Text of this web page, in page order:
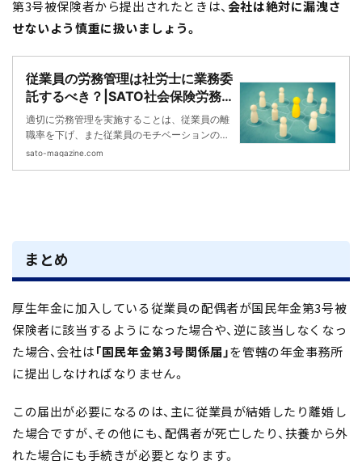
第3号被保険者から提出されたときは、会社は絶対に漏洩さ
せないよう慎重に扱いましょう。
従業員の労務管理は社労士に業務委
託するべき？|SATO社会保険労務
士法人
適切に労務管理を実施することは、従業員の離
職率を下げ、また従業員のモチベーションの向
上や生産性の向上につながります。従業員の労
sato-magazine.com
まとめ
厚生年金に加入している従業員の配偶者が国民年金第3号被
保険者に該当するようになった場合や、逆に該当しなくなっ
た場合、会社は「国民年金第3号関係届」を管轄の年金事務所
に提出しなければなりません。
この届出が必要になるのは、主に従業員が結婚したり離婚し
た場合ですが、その他にも、配偶者が死亡したり、扶養から外
れた場合にも手続きが必要となります。